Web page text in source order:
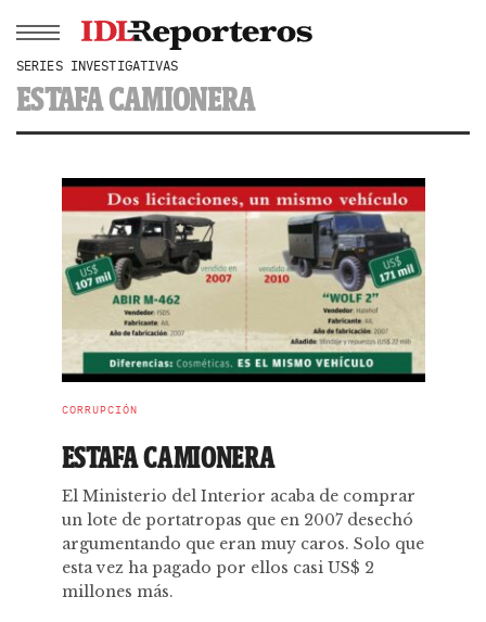
SERIES INVESTIGATIVAS
ESTAFA CAMIONERA
CORRUPCIÓN
ESTAFA CAMIONERA
El Ministerio del Interior acaba de comprar
un lote de portatropas que en 2007 desechó
argumentando que eran muy caros. Solo que
esta vez ha pagado por ellos casi US$ 2
millones más.